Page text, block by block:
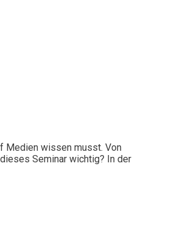
Medien wissen musst. Von
Seminar wichtig? In der